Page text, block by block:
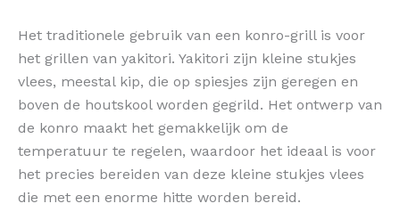
Het traditionele gebruik van een konro-grill is voor
het grillen van yakitori. Yakitori zijn kleine stukjes
vlees, meestal kip, die op spiesjes zijn geregen en
boven de houtskool worden gegrild. Het ontwerp van
de konro maakt het gemakkelijk om de
temperatuur te regelen, waardoor het ideaal is voor
het precies bereiden van deze kleine stukjes vlees
die met een enorme hitte worden bereid.